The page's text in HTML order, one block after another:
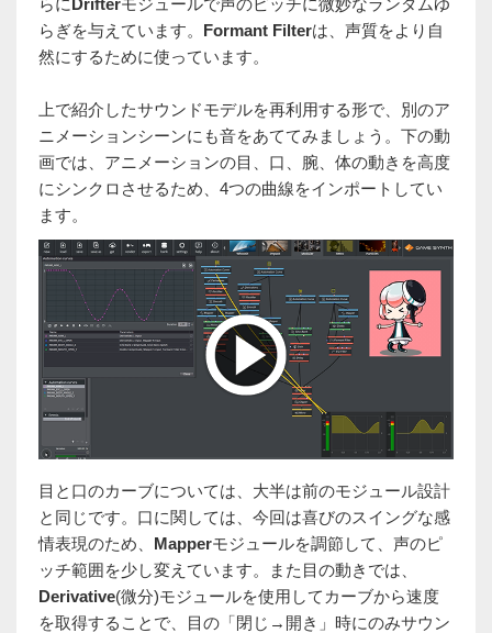
らぎを与えています。 Formant Filterは、声質をより自
然にするために使っています。
上で紹介したサウンドモデルを再利用する形で、別のア
ニメーションシーンにも音をあててみましょう。下の動
画では、アニメーションの目、口、腕、体の動きを高度
にシンクロさせるため、4つの曲線をインポートしてい
ます。
目と口のカーブについては、大半は前のモジュール設計
と同じです。口に関しては、今回は喜びのスイングな感
情表現のため、 Mapperモジュールを調節して、声のピ
ッチ範囲を少し変えています。また目の動きでは、
Derivative(微分)モジュールを使用してカーブから速度
を取得することで、目の「閉じ→開き」時にのみサウン